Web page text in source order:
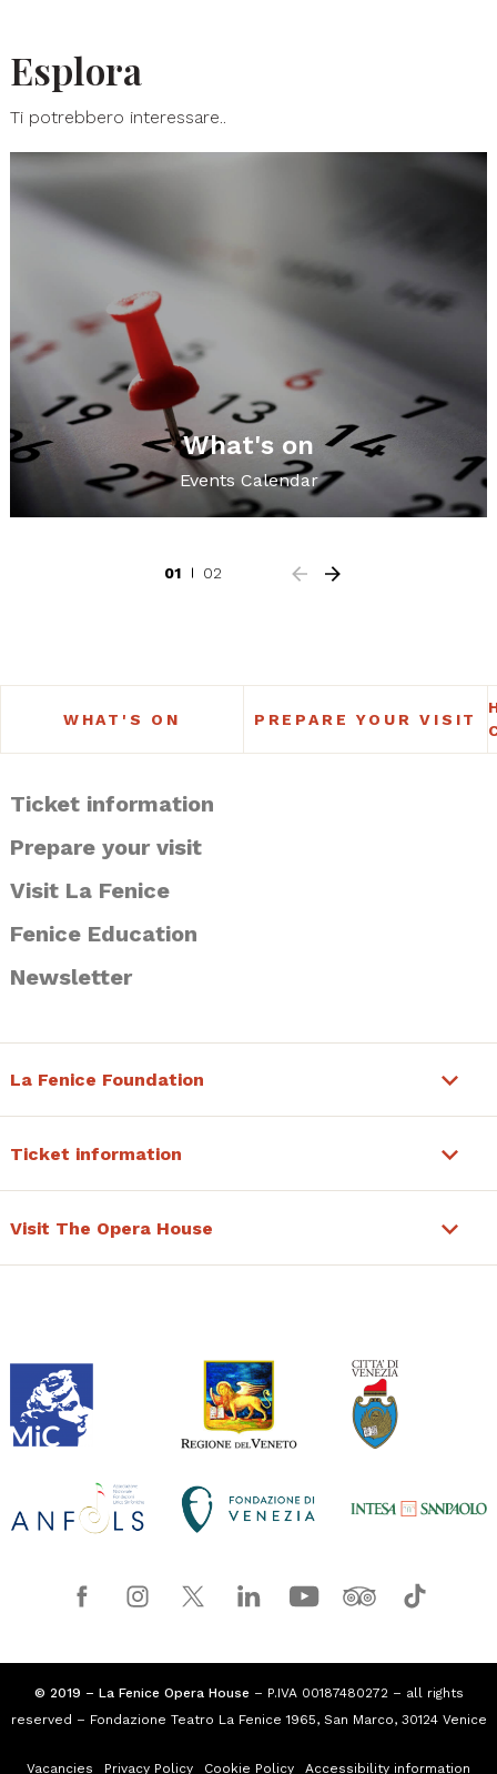
Esplora
Ti potrebbero interessare..
What's on
Events Calendar
01 02
WHAT'S ON PREPARE YOUR VISIT
Ticket information
Prepare your visit
Visit La Fenice
Fenice Education
Newsletter
La Fenice Foundation
Ticket information
Visit The Opera House
© 2019 – La Fenice Opera House – P.IVA 00187480272 – all rights
reserved – Fondazione Teatro La Fenice 1965, San Marco, 30124 Venice
Vacancies Privacy Policy Cookie Policy Accessibility information